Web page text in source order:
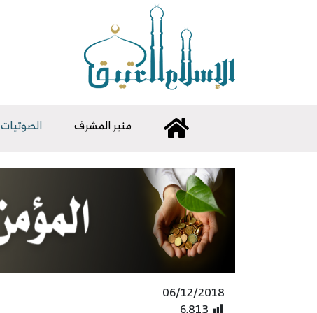
منبر المشرف الصوتيات
06/12/2018
6٬813